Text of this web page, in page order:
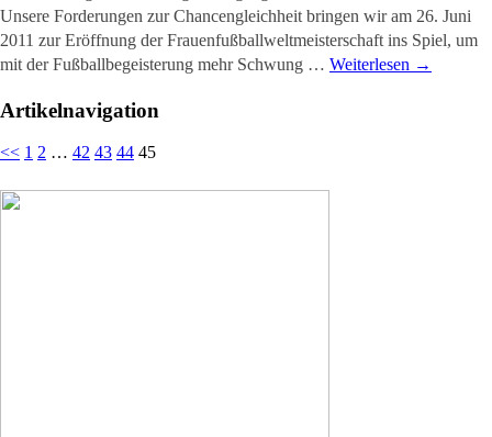
Unsere Forderungen zur Chancengleichheit bringen wir am 26. Juni
2011 zur Eröffnung der Frauenfußballweltmeisterschaft ins Spiel, um
mit der Fußballbegeisterung mehr Schwung … Weiterlesen →
Artikelnavigation
<< 1 2 … 42 43 44 45